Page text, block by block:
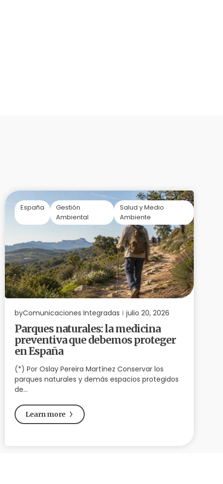
España
Gestión
Ambiental
Salud y Medio
Ambiente
byComunicaciones Integradas julio 20, 2026
Parques naturales: la medicina
preventiva que debemos proteger
en España
(*) Por Oslay Pereira Martínez Conservar los
parques naturales y demás espacios protegidos
de…
Learn more